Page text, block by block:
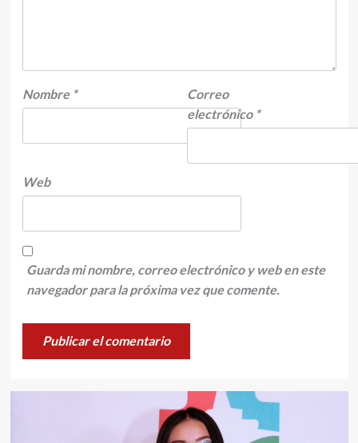
Nombre *
Correo
electrónico *
Web
Guarda mi nombre, correo electrónico y web en este
navegador para la próxima vez que comente.